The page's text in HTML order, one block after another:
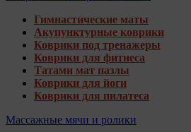
Гимнастические маты
Акупунктурные коврики
Коврики под тренажеры
Коврики для фитнеса
Татами мат пазлы
Коврики для йоги
Коврики для пилатеса
Массажные мячи и ролики